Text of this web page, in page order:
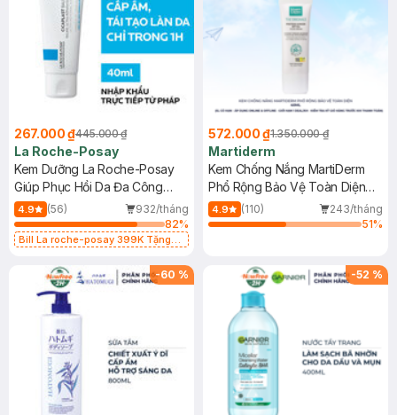
267.000 ₫445.000 ₫
La Roche-Posay
Kem Dưỡng La Roche-Posay
Giúp Phục Hồi Da Đa Công
Dụng 40ml
4.9 (56)
932/tháng
82%
Bill La roche-posay 399K Tặng
(SL có hạn)
572.000 ₫1.350.000 ₫
Martiderm
Kem Chống Nắng MartiDerm
Phổ Rộng Bảo Vệ Toàn Diện
40ml
4.9 (110)
243/tháng
51%
-60 % -52 %